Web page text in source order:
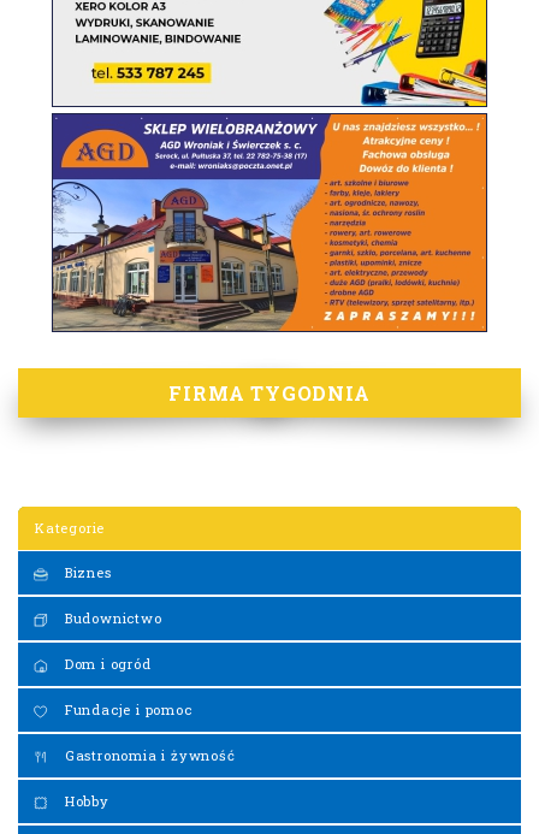
FIRMA TYGODNIA
Kategorie
Biznes
Budownictwo
Dom i ogród
Fundacje i pomoc
Gastronomia i żywność
Hobby